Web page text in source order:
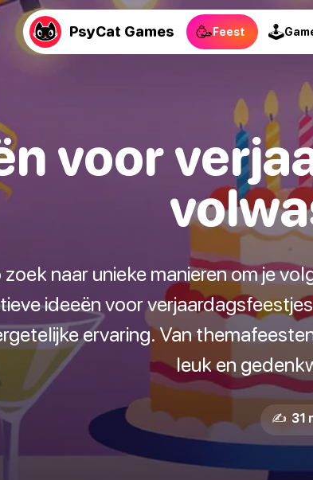
PsyCat Games 🥳Feest 🕹
voor
zoek naar unieke manieren om je
ideeën voor
ervaring. Van
leuk en
✍️ 31